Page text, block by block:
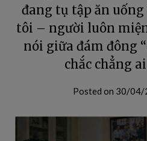
đang tụ tập ăn uống
tôi – người luôn
nói giữa đám đông
chắc chẳng
Posted on 30/04/